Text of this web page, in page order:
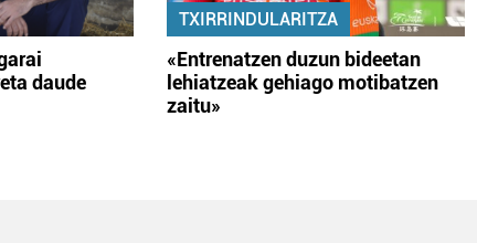
daude
TXIRRINDULARITZA
«Entrenatzen duzun bideetan
lehiatzeak gehiago motibatzen
zaitu»